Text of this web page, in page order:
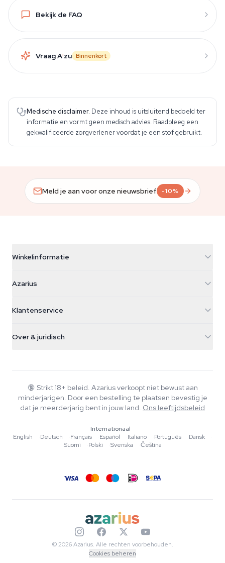
Bekijk de FAQ
Vraag Aizu Binnenkort
Medische disclaimer. Deze inhoud is uitsluitend bedoeld ter
informatie en vormt geen medisch advies. Raadpleeg een
gekwalificeerde zorgverlener voordat je een stof gebruikt.
Meld je aan voor onze nieuwsbrief -10%
Winkelinformatie
Galvaniweg 11
Nederland
+31(0)204897914
Azarius
Smokeshop
Klantenservice
Retourbeleid
Veelgestelde vragen
Privacybeleid
Over & juridisch
Wiki
Muziek
Redactionele normen
Tools & Calculators
🔞 Strikt 18+ beleid. Azarius verkoopt niet bewust aan
minderjarigen. Door een bestelling te plaatsen bevestig je
dat je meerderjarig bent in jouw land. Ons leeftijdsbeleid
Internationaal
English
·Deutsch ·Français ·Español ·Italiano ·Português ·Dansk
·
Suomi
·Polski ·Svenska ·Čeština
© 2026 Azarius. Alle rechten voorbehouden.
Cookies beheren